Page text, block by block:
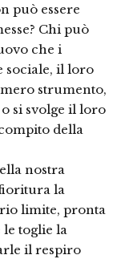
può essere
Chi può
che i
sociale, il loro
strumento,
si svolge il loro
della
nostra
la
limite, pronta
le toglie la
il respiro